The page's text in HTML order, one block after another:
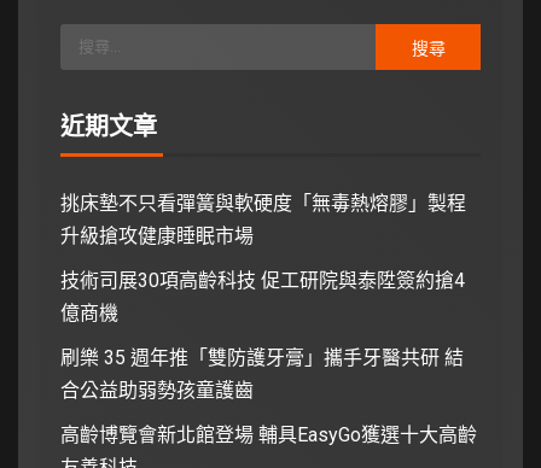
近期文章
挑床墊不只看彈簧與軟硬度「無毒熱熔膠」製程
升級搶攻健康睡眠市場
技術司展30項高齡科技 促工研院與泰陞簽約搶4
億商機
刷樂 35 週年推「雙防護牙膏」攜手牙醫共研 結
合公益助弱勢孩童護齒
高齡博覽會新北館登場 輔具EasyGo獲選十大高齡